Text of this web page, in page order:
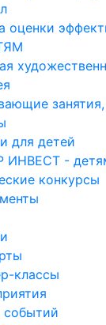
оценки
для детей
ИНВЕСТ -
конкурсы
классы
событий